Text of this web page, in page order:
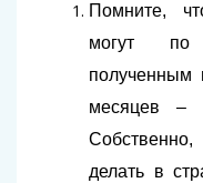
Помните,
могут по
полученным
месяцев –
делать в